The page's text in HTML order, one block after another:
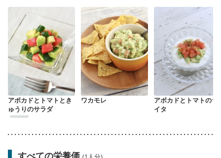
アボカドとトマトとき
ゅうりのサラダ
ワカモレ
アボカドとトマトのラ
イタ
すべての栄養価